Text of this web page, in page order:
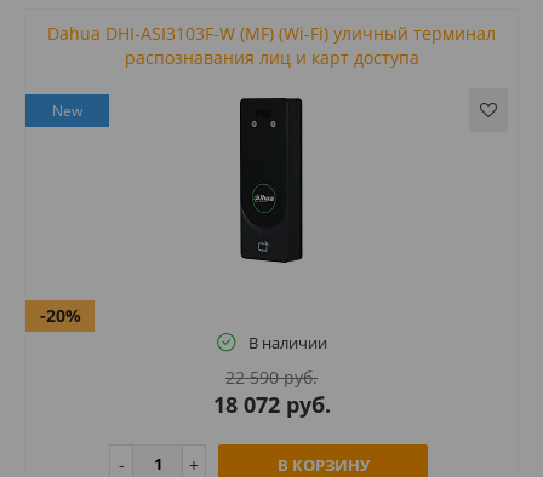
Dahua DHI-ASI3103F-W (MF) (Wi-Fi) уличный терминал
распознавания лиц и карт доступа
New
-20%
В наличии
22 590 руб.
18 072 руб.
В КОРЗИНУ